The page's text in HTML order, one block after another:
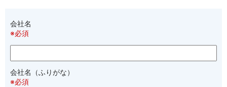
会社名
※必須
会社名（ふりがな）
※必須